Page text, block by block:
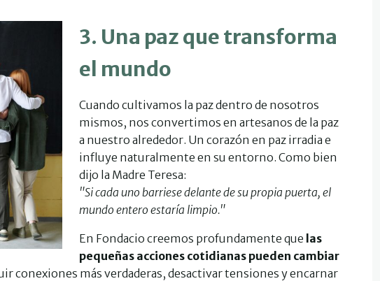
3. Una paz que transforma
el mundo
Cuando cultivamos la paz dentro de nosotros
mismos, nos convertimos en artesanos de la paz
a nuestro alrededor. Un corazón en paz irradia e
influye naturalmente en su entorno. Como bien
dijo la Madre Teresa:
"Si cada uno barriese delante de su propia puerta, el
mundo entero estaría limpio."
En Fondacio creemos profundamente que las
pequeñas acciones cotidianas pueden cambiar
conexiones más verdaderas, desactivar tensiones y encarnar